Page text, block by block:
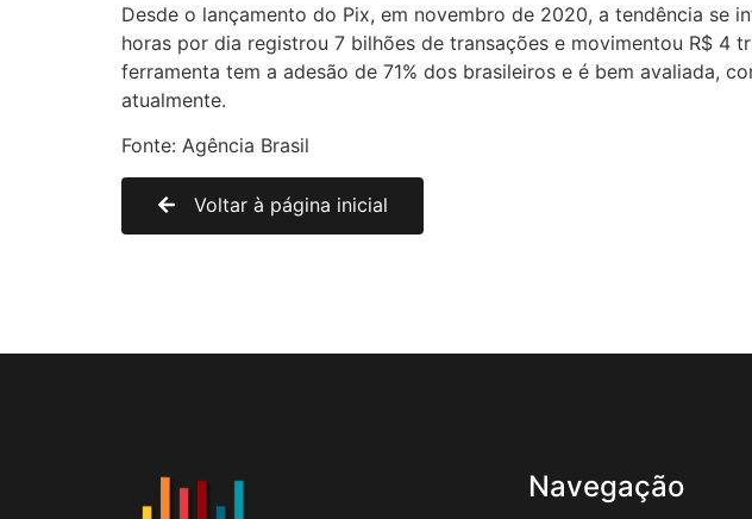
Desde o lançamento do Pix, em novembro de 2020, a tendência se
horas por dia registrou 7 bilhões de transações e movimentou R$ 4
ferramenta tem a adesão de 71% dos brasileiros e é bem avaliada,
atualmente.
Fonte: Agência Brasil
Voltar à página inicial
Navegação